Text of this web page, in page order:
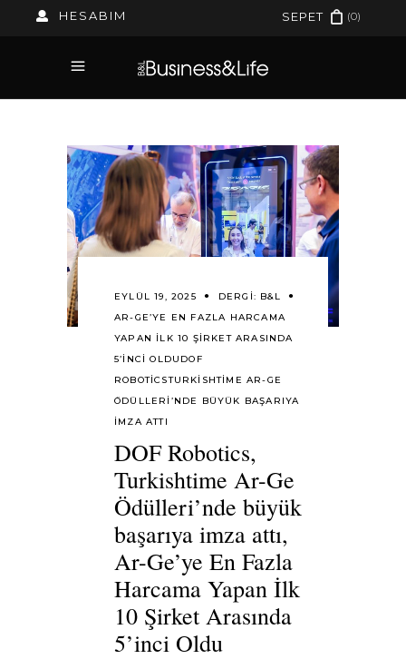
HESABIM SEPET (0)
EYLÜL 19, 2025 DERGI: B&L
AR-GE’YE EN FAZLA HARCAMA
YAPAN İLK 10 ŞIRKET ARASINDA
5’INCI OLDU DOF
ROBOTICSTURKISHTIME AR-GE
ÖDÜLLERI’NDE BÜYÜK BAŞARIYA
IMZA ATTI
DOF Robotics,
Turkishtime Ar-Ge
Ödülleri’nde büyük
başarıya imza attı,
Ar-Ge’ye En Fazla
Harcama Yapan İlk
10 Şirket Arasında
5’inci Oldu